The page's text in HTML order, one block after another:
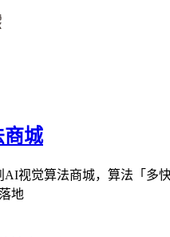
商城
视觉算法商城，算法「多
地